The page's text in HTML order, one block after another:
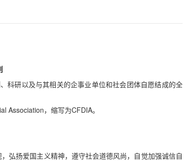
科研以及与其相关的企事业单位和社会团体自愿结成的全
Association，缩写为CFDIA。
弘扬爱国主义精神，遵守社会道德风尚，自觉加强诚信自